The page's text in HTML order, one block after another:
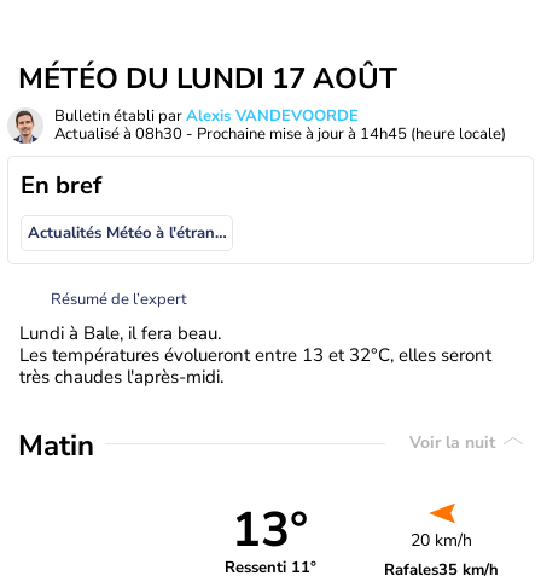
MÉTÉO DU LUNDI 17 AOÛT
Bulletin établi parAlexis VANDEVOORDE
Actualisé à 08h30 - Prochaine mise à jour à 14h45 (heure locale)
En bref
Actualités Météo à l'étranger
Résumé de l’expert
Lundi à Bale, il fera beau.
Les températures évolueront entre 13 et 32°C, elles seront
très chaudes l'après-midi.
Matin Voir la nuit
13°
Ressenti 11°
20 km/h
Rafales35 km/h